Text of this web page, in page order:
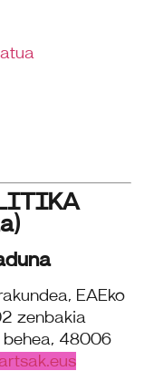
EAEko
zenbakia
behea, 48006